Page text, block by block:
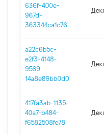
636f-400e-
967d-
363344ca1c76
a22c6b5c-
e2f3-4148-
9569-
14a8e89bb0d0
417fa3ab-1135-
40a7-b484-
f6582508fe78